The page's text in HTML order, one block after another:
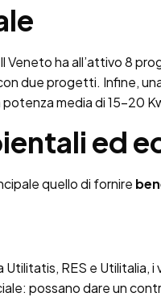
Veneto ha all’attivo 8
due progetti. Infine,
media di 15-20
ed
quello di fornire
RES e Utilitalia,
possano dare un